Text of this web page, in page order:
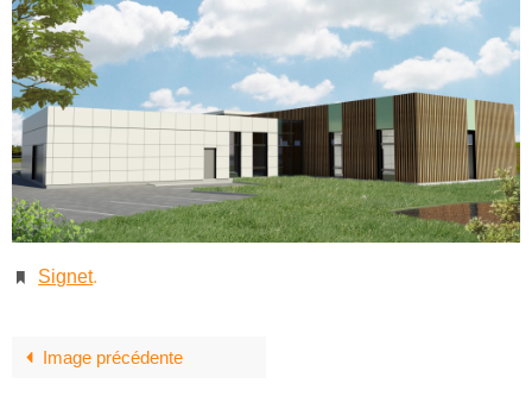
Signet.
Image précédente